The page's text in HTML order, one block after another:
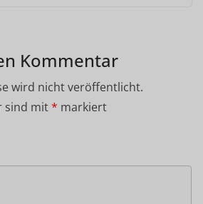
Kommentar
wird nicht veröffentlicht.
sind mit* markiert